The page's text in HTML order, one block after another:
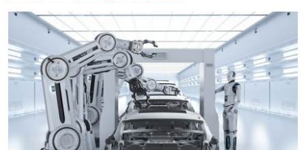
İkinci El & Ekspertiz
Muayene & Emisyon
Trafik Cezaları & Mevzuat
Ehliyet & Ruhsat İşlemleri
Sigorta & Kasko